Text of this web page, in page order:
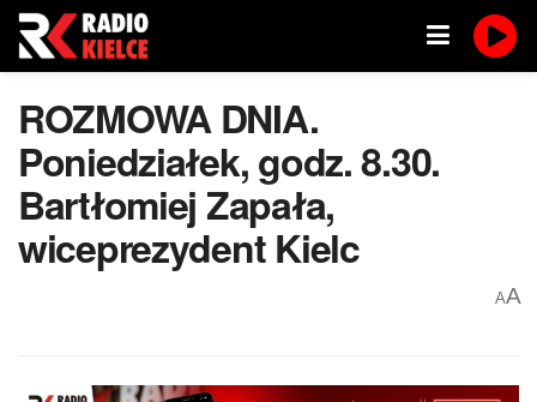
ROZMOWA DNIA.
Poniedziałek, godz. 8.30.
Bartłomiej Zapała,
wiceprezydent Kielc
AA